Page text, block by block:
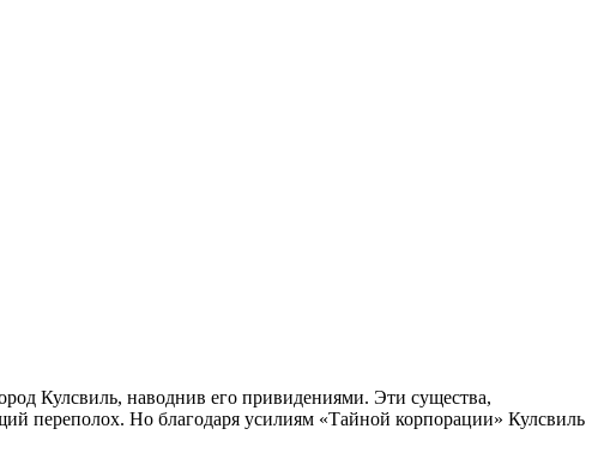
Кулсвиль, наводнив его привидениями. Эти существа,
переполох. Но благодаря усилиям «Тайной корпорации» Кулсвиль